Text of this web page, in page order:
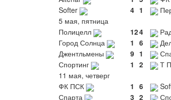
Softer
4 1
5 мая, пятница
Полицелл
124
Город Солнца
1 6
Джентльмены
9 1
Спортинг
1 2 Т
11 мая, четверг
ФК ПСК
1 6
Спарта
3 2